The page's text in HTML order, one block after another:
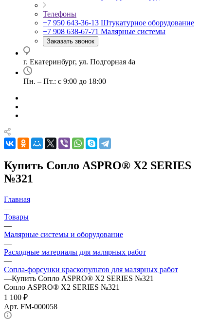
Телефоны
+7 950 643-36-13 Штукатурное оборудование
+7 908 638-67-71 Малярные системы
Заказать звонок
г. Екатеринбург, ул. Подгорная 4а
Пн. – Пт.: с 9:00 до 18:00
Купить Сопло ASPRO® X2 SERIES
№321
Главная
—
Товары
—
Малярные системы и оборудование
—
Расходные материалы для малярных работ
—
Сопла-форсунки краскопультов для малярных работ
—Купить Сопло ASPRO® X2 SERIES №321
Сопло ASPRO® X2 SERIES №321
1 100 ₽
Арт. FM-000058